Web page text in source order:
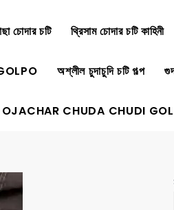
চোদার চটি থ্রিসাম চোদার চটি কাহিনী
অশ্লীল চুদাচুদি চটি গল্প
OJACHAR CHUDA CHUDI